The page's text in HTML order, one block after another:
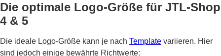
Die optimale Logo-Größe für JTL-Shop
4 & 5
Die ideale Logo-Größe kann je nach Template variieren. Hier
sind jedoch einige bewährte Richtwerte: